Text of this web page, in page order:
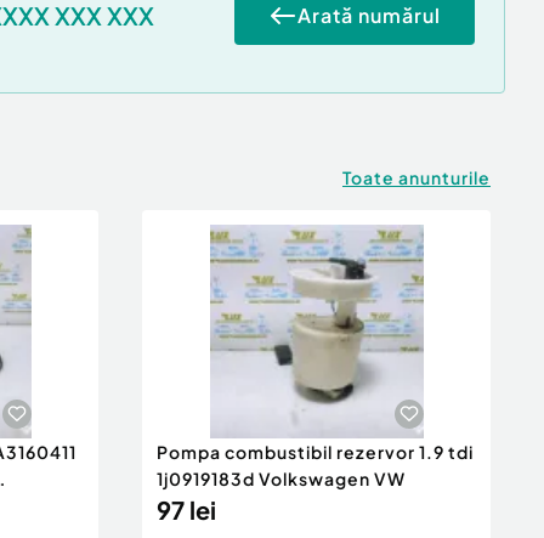
XXX XXX Arată numărul
Toate anunturile
Pompa combustibil rezervor 1.9 tdi
1j0919183d Volkswagen VW
97 lei